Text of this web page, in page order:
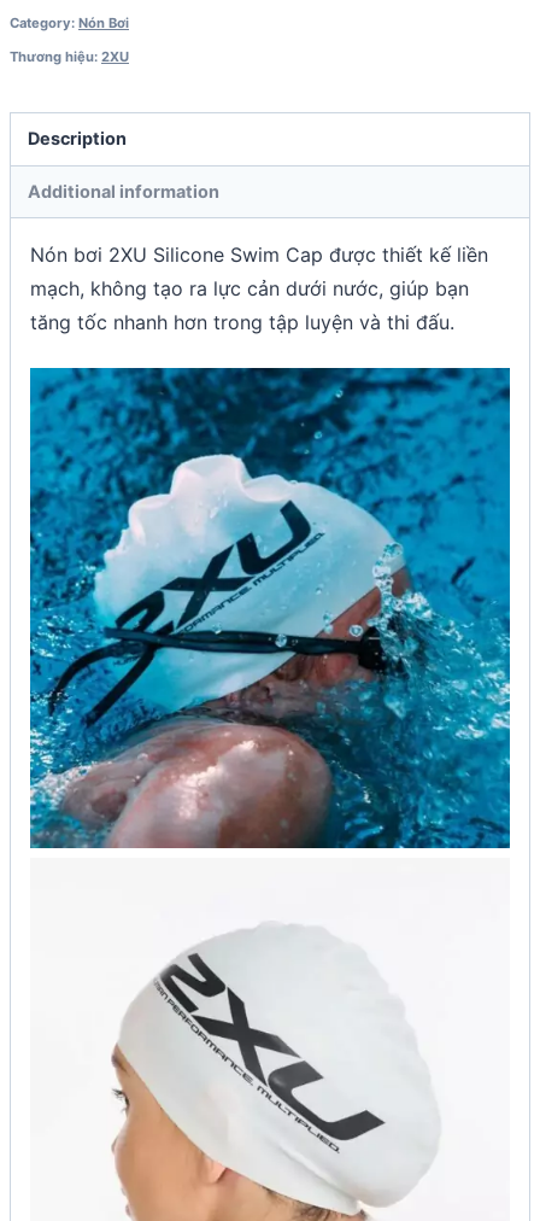
Category: Nón Bơi
Thương hiệu: 2XU
Description
Additional information
Nón bơi 2XU Silicone Swim Cap được thiết kế liền
mạch, không tạo ra lực cản dưới nước, giúp bạn
tăng tốc nhanh hơn trong tập luyện và thi đấu.